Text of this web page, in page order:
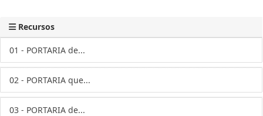
Recursos
01 - PORTARIA de...
02 - PORTARIA que...
03 - PORTARIA de...